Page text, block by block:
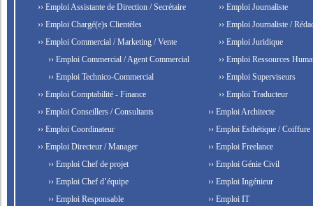
›› Emploi Assistante de Direction / Secrétaire
›› Emploi Chargé(e)s Clientèles
›› Emploi Commercial / Marketing / Vente
›› Emploi Commercial / Agent Commercial
›› Emploi Technico-Commercial
›› Emploi Comptabilité - Finance
›› Emploi Conseillers / Consultants
›› Emploi Coordinateur
›› Emploi Directeur / Manager
›› Emploi Chef de projet
›› Emploi Chef d’équipe
›› Emploi Responsable
›› Emploi Journaliste
›› Emploi Journaliste /
›› Emploi Juridique
›› Emploi Ressources
›› Emploi Superviseurs
›› Emploi Traducteur
›› Emploi Architecte
›› Emploi Esthétique / Coiffure
›› Emploi Freelance
›› Emploi Génie Civil
›› Emploi Ingénieur
›› Emploi IT